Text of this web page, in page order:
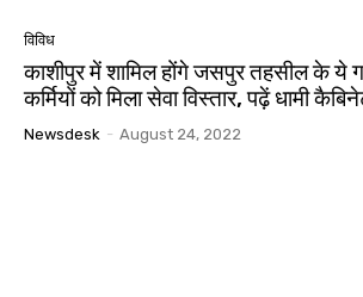
विविध
काशीपुर में शामिल होंगे जसपुर तहसील के ये
कर्मियों को मिला सेवा विस्तार, पढ़ें धामी
Newsdesk - August 24, 2022